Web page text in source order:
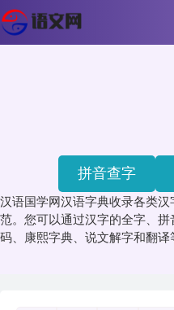
拼音查字
汉语国学网汉语字典收录各类
范。您可以通过汉字的全字、
码、康熙字典、说文解字和翻译